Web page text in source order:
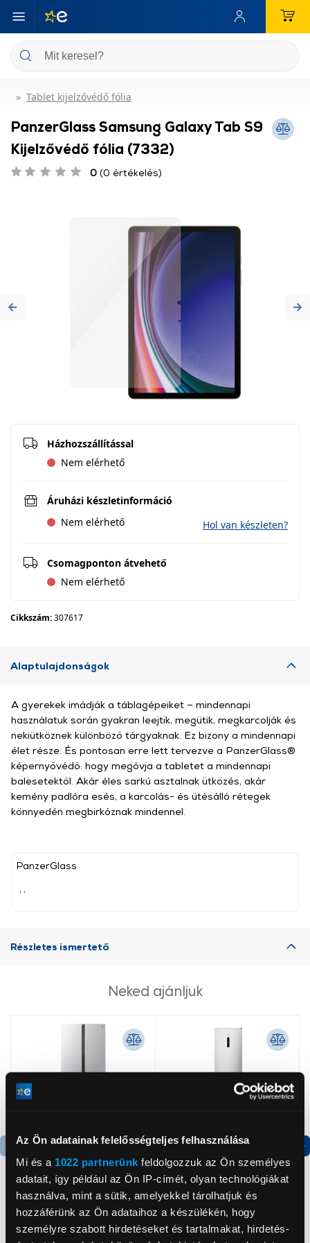
Az Ön adatainak felelősségteljes felhasználása
Mi és a 1022 partnerünk feldolgozzuk az Ön személyes
adatait, így például az Ön IP-címét, olyan technológiákat
használva, mint a sütik, amelyekkel tárolhatjuk és
hozzáférünk az Ön adataihoz a készülékén, hogy
személyre szabott hirdetéseket és tartalmakat, hirdetés-
Tablet kijelzővédő fólia
PanzerGlass Samsung Galaxy Tab S9
Kijelzővédő fólia (7332)
0 (0 értékelés)
Previous
Házhozszállítással
Nem elérhető
Áruházi készletinformáció
Nem elérhető
Hol van készleten?
Csomagponton átvehető
Nem elérhető
Cikkszám:307617
Alaptulajdonságok
PanzerGlass
A gyerekek imádják a táblagépeiket – mindennapi
használatuk során gyakran leejtik, megütik, megkarcolják és
nekiütköznek különböző tárgyaknak. Ez bizony a mindennapi
élet része. És pontosan erre lett tervezve a PanzerGlass®
képernyővédő: hogy megóvja a tabletet a mindennapi
balesetektől. Akár éles sarkú asztalnak ütközés, akár
kemény padlóra esés, a karcolás- és ütésálló rétegek
könnyedén megbirkóznak mindennel.
Részletes ismertető
Neked ajánljuk
Termék adatlap
Gorenje NRS8182KX Side
by side hűtőszekrény
Termék adatlap
Gorenje N619EAXL4
Alulfagyasztós